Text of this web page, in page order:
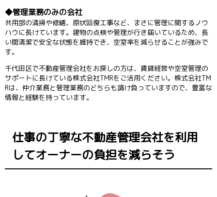
管理業務のみの会社
共用部の清掃や修繕、原状回復工事など、まさに管理に関するノウ
ハウに長けています。建物の点検や管理が行き届いているため、長
い間清潔で安全な状態を維持でき、空室率を減らせることが強みで
す。
千代田区で不動産管理会社をお探しの方は、賃貸経営や空室管理の
サポートに長けている株式会社TMRをご活用ください。株式会社TM
Rは、仲介業務と管理業務のどちらも請け負っていますので、豊富な
情報と経験を持っています。
仕事の丁寧な不動産管理会社を利用
してオーナーの負担を減らそう